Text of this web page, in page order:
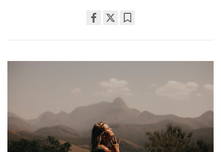
on